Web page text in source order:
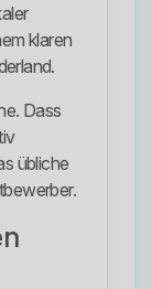
klaren
Dass
übliche